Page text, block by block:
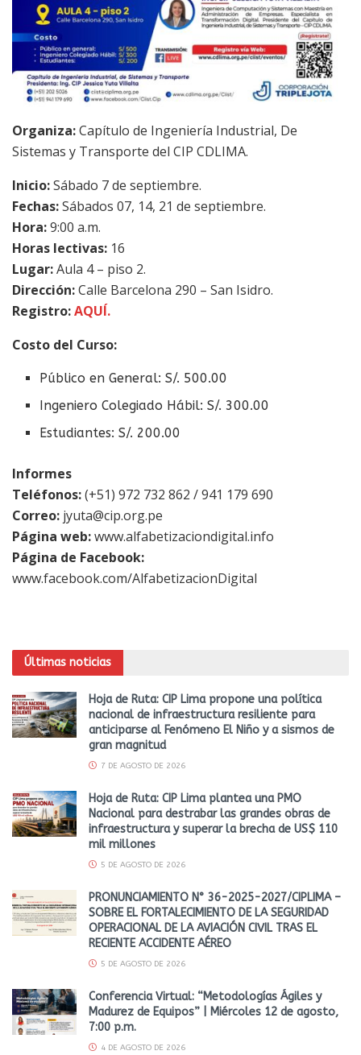
Organiza:Capítulo de Ingeniería Industrial, De
Sistemas y Transporte del CIP CDLIMA.
Inicio:Sábado 7 de septiembre.
Fechas:Sábados 07, 14, 21 de septiembre.
Hora:9:00 a.m.
Horas lectivas: 16
Lugar:Aula 4 – piso 2.
Dirección:Calle Barcelona 290 – San Isidro.
Registro:AQUÍ.
Costo del Curso:
Público en General: S/. 500.00
Ingeniero Colegiado Hábil: S/. 300.00
Estudiantes: S/. 200.00
Informes
Teléfonos:(+51) 972 732 862 / 941 179 690
Correo: jyuta@cip.org.pe
Página web:www.alfabetizaciondigital.info
Página de Facebook:
www.facebook.com/AlfabetizacionDigital
Últimas noticias
Hoja de Ruta: CIP Lima propone una política
nacional de infraestructura resiliente para
anticiparse al Fenómeno El Niño y a sismos de
gran magnitud
7 DE AGOSTO DE 2026
Hoja de Ruta: CIP Lima plantea una PMO
Nacional para destrabar las grandes obras de
infraestructura y superar la brecha de US$ 110
mil millones
5 DE AGOSTO DE 2026
PRONUNCIAMIENTO N° 36-2025-2027/CIPLIMA –
SOBRE EL FORTALECIMIENTO DE LA SEGURIDAD
OPERACIONAL DE LA AVIACIÓN CIVIL TRAS EL
RECIENTE ACCIDENTE AÉREO
5 DE AGOSTO DE 2026
Conferencia Virtual: “Metodologías Ágiles y
Madurez de Equipos” | Miércoles 12 de agosto,
7:00 p.m.
4 DE AGOSTO DE 2026